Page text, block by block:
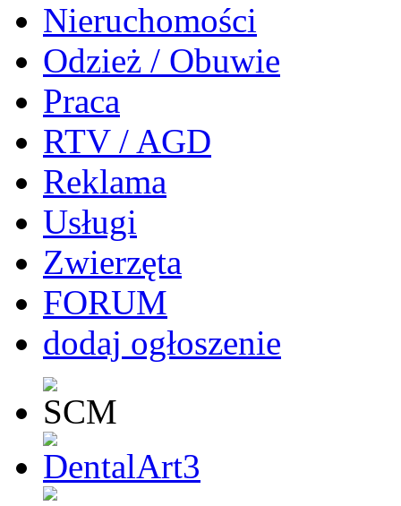
Nieruchomości
Odzież / Obuwie
Praca
RTV / AGD
Reklama
Usługi
Zwierzęta
FORUM
dodaj ogłoszenie